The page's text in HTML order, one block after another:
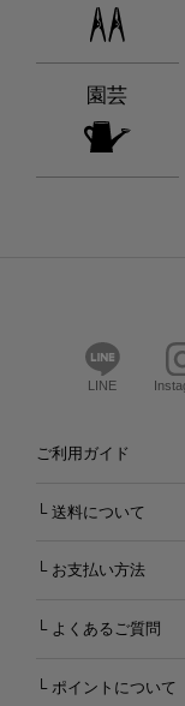
園芸
LINE
ご利用ガイド
└ 送料について
└ お支払い方法
└ よくあるご質問
└ ポイントについて